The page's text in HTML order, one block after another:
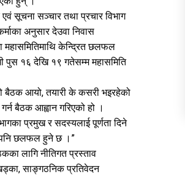
सूचना सञ्चार तथा प्रचार विभाग
अनुसार देउवा निवास
महासमितिमाथि केन्द्रित छलफल
१६ देखि १९ गतेसम्म महासमिति
बैठक आयो, तयारी के कसरी भइरहेको
बैठक आह्वान गरिएको हो ।
प्रमुख र सदस्यलाई पूर्णता दिने
पनि छलफल हुने छ ।”
लागि नीतिगत प्रस्ताव
साङ्गठनिक प्रतिवेदन